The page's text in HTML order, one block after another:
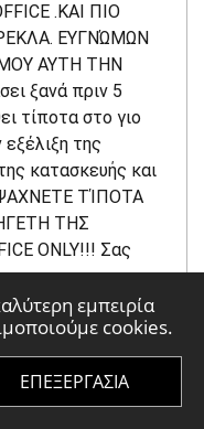
εμπειρία
cookies.
ΕΠΕΞΕΡΓΑΣΙΑ
.ΚΑΙ ΠΙΟ
ΕΥΓΝΏΜΩΝ
ΑΥΤΗ ΤΗΝ
ξανά πριν 5
τίποτα στο γιο
εξέλιξη της
κατασκευής και
ΤΊΠΟΤΑ
ΤΗΣ
ONLY!!! Σας